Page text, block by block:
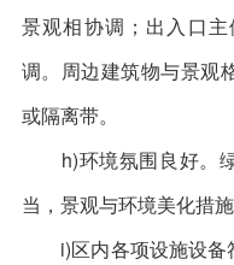
景观相协调；出入口
调。周边建筑物与景观
或隔离带。
h)环境氛围良好。绿
当，景观与环境美化措
i)区内各项设施设备